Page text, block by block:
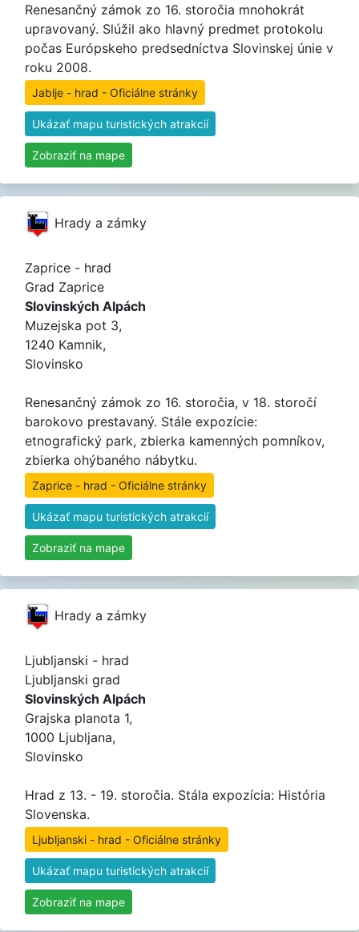
Renesančný zámok zo 16. storočia mnohokrát
upravovaný. Slúžil ako hlavný predmet protokolu
počas Európskeho predsedníctva Slovinskej únie v
roku 2008.
Jablje - hrad - Oficiálne stránky
Ukázať mapu turistických atrakcií
Zobraziť na mape
Hrady a zámky
Zaprice - hrad
Grad Zaprice
Slovinských Alpách
Muzejska pot 3,
1240 Kamnik,
Slovinsko
Renesančný zámok zo 16. storočia, v 18. storočí
barokovo prestavaný. Stále expozície:
etnografický park, zbierka kamenných pomníkov,
zbierka ohýbaného nábytku.
Zaprice - hrad - Oficiálne stránky
Ukázať mapu turistických atrakcií
Zobraziť na mape
Hrady a zámky
Ljubljanski - hrad
Ljubljanski grad
Slovinských Alpách
Grajska planota 1,
1000 Ljubljana,
Slovinsko
Hrad z 13. - 19. storočia. Stála expozícia: História
Slovenska.
Ljubljanski - hrad - Oficiálne stránky
Ukázať mapu turistických atrakcií
Zobraziť na mape